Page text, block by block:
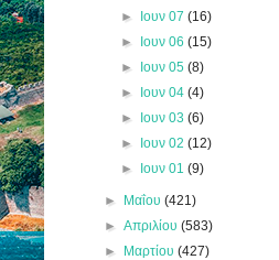
► Ιουν 07 (16)
► Ιουν 06 (15)
► Ιουν 05 (8)
► Ιουν 04 (4)
► Ιουν 03 (6)
► Ιουν 02 (12)
► Ιουν 01 (9)
► Μαΐου(421)
►Απριλίου(583)
► Μαρτίου(427)